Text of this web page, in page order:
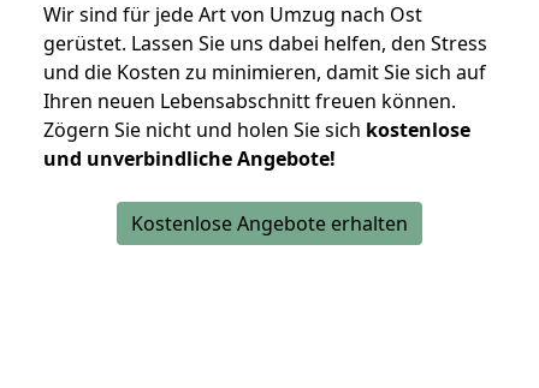
Wir sind für jede Art von Umzug nach Ost
gerüstet. Lassen Sie uns dabei helfen, den Stress
und die Kosten zu minimieren, damit Sie sich auf
Ihren neuen Lebensabschnitt freuen können.
Zögern Sie nicht und holen Sie sich kostenlose
und unverbindliche Angebote!
Kostenlose Angebote erhalten